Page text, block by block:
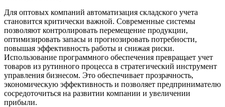
Для оптовых компаний автоматизация складского учета
становится критически важной. Современные системы
позволяют контролировать перемещение продукции,
оптимизировать запасы и прогнозировать потребности,
повышая эффективность работы и снижая риски.
Использование программного обеспечения превращает учет
товаров из рутинного процесса в стратегический инструмент
управления бизнесом. Это обеспечивает прозрачность,
экономическую эффективность и позволяет предпринимателю
сосредоточиться на развитии компании и увеличении
прибыли.